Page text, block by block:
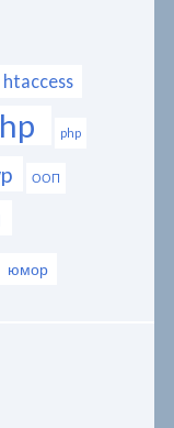
htaccess
php
ООП
юмор